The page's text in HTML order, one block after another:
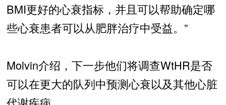
BMI更好的心衰指标，并且可以帮助确定哪
些心衰患者可以从肥胖治疗中受益。”
Molvin介绍，下一步他们将调查WtHR是否
可以在更大的队列中预测心衰以及其他心脏